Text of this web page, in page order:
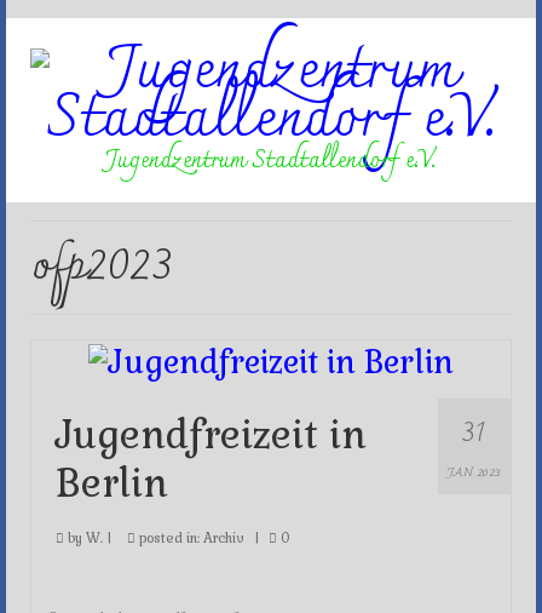
Jugendzentrum Stadtallendorf e.V.
ofp2023
31
JAN 2023
Jugendfreizeit in
Berlin
by W. | posted in: Archiv | 0